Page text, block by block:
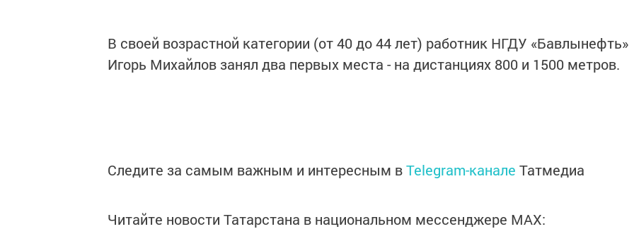
В своей возрастной категории (от 40 до 44 лет) работник НГДУ «Бавлынефть»
Игорь Михайлов занял два первых места - на дистанциях 800 и 1500 метров.
Следите за самым важным и интересным вTelegram-канале Татмедиа
Читайте новости Татарстана в национальном мессенджере MАХ: